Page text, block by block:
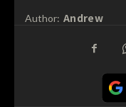
Author: Andrew